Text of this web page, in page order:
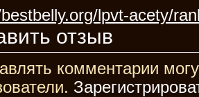
lpvt-acety/
отзыв
комментарии